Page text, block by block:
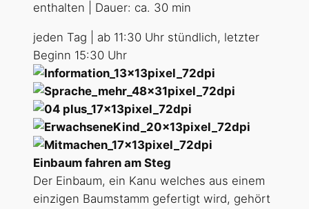
enthalten | Dauer: ca. 30 min
jeden Tag | ab 11:30 Uhr stündlich, letzter
Beginn 15:30 Uhr
Einbaum fahren am Steg
Der Einbaum, ein Kanu welches aus einem
einzigen Baumstamm gefertigt wird, gehört